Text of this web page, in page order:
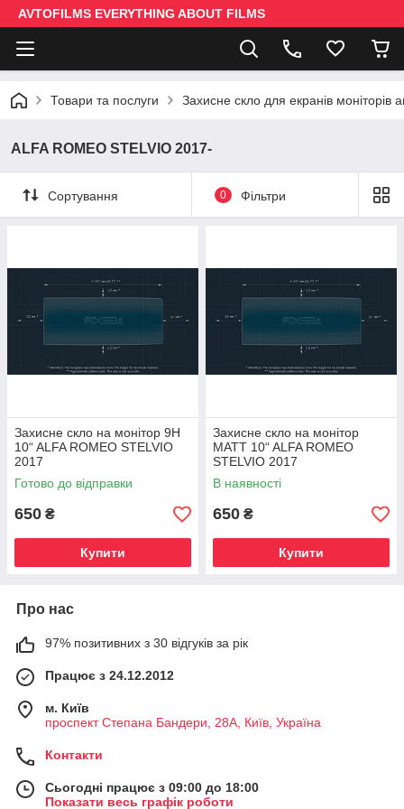
AVTOFILMS EVERYTHING ABOUT FILMS
Товари та послуги Захисне скло для екранів моніторів
ALFA ROMEO STELVIO 2017-
Сортування 0 Фільтри
Захисне скло на монітор 9H
10“ ALFA ROMEO STELVIO
2017
Готово до відправки
650 ₴
Купити
Захисне скло на монітор
MATT 10“ ALFA ROMEO
STELVIO 2017
В наявності
650 ₴
Купити
Про нас
97% позитивних з 30 відгуків за рік
Працює з 24.12.2012
м. Київ
проспект Степана Бандери, 28А, Київ, Україна
Контакти
Сьогодні працює з 09:00 до 18:00
Показати весь графік роботи